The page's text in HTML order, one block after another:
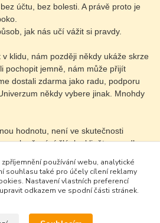
účtu, bez bolesti. A právě proto je
jak nás učí vážit si pravdy.
klidu, nám později někdy ukáže skrze
pochopit jemně, nám může přijít
dostali zdarma jako radu, podporu
někdy vybere jinak. Mnohdy
hodnotu, není ve skutečnosti
pokračování článku kliněte na odkaz.
používání webu, analytické
souhlasu také pro účely cílení reklamy
Nastavení vlastních preferencí
odkazem ve spodní části stránek.